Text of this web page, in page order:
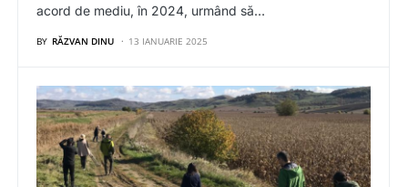
acord de mediu, în 2024, urmând să…
BY RĂZVAN DINU 13 IANUARIE 2025